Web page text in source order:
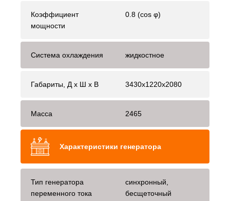
Коэффициент
мощности
0.8 (cos φ)
Система охлаждения жидкостное
Габариты, Д x Ш x В 3430x1220x2080
Масса 2465
Характеристики генератора
Тип генератора
переменного тока
синхронный,
бесщеточный